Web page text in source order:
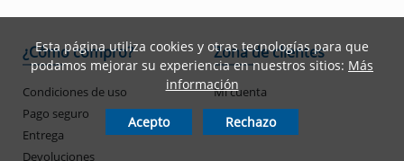
¿Cómo compro?
Condiciones de uso
Pago seguro
Entrega
Devoluciones
Zona de clientes
Mi cuenta
Mis pedidos
Esta página utiliza cookies y otras tecnologías para que
podamos mejorar su experiencia en nuestros sitios: Más
información
Acepto Rechazo